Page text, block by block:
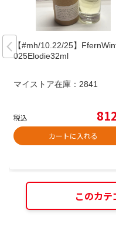
【#mh/10.22/25】
025Elodie32ml
マイストア在庫： 2841
税込
カートに入れる
このカ